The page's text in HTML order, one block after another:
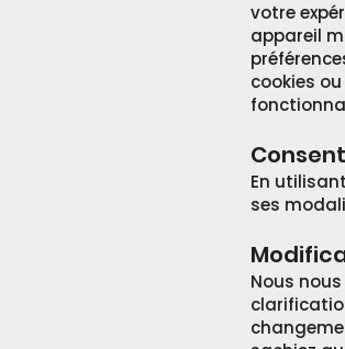
votre
appareil
cookies
En
ses
Nous